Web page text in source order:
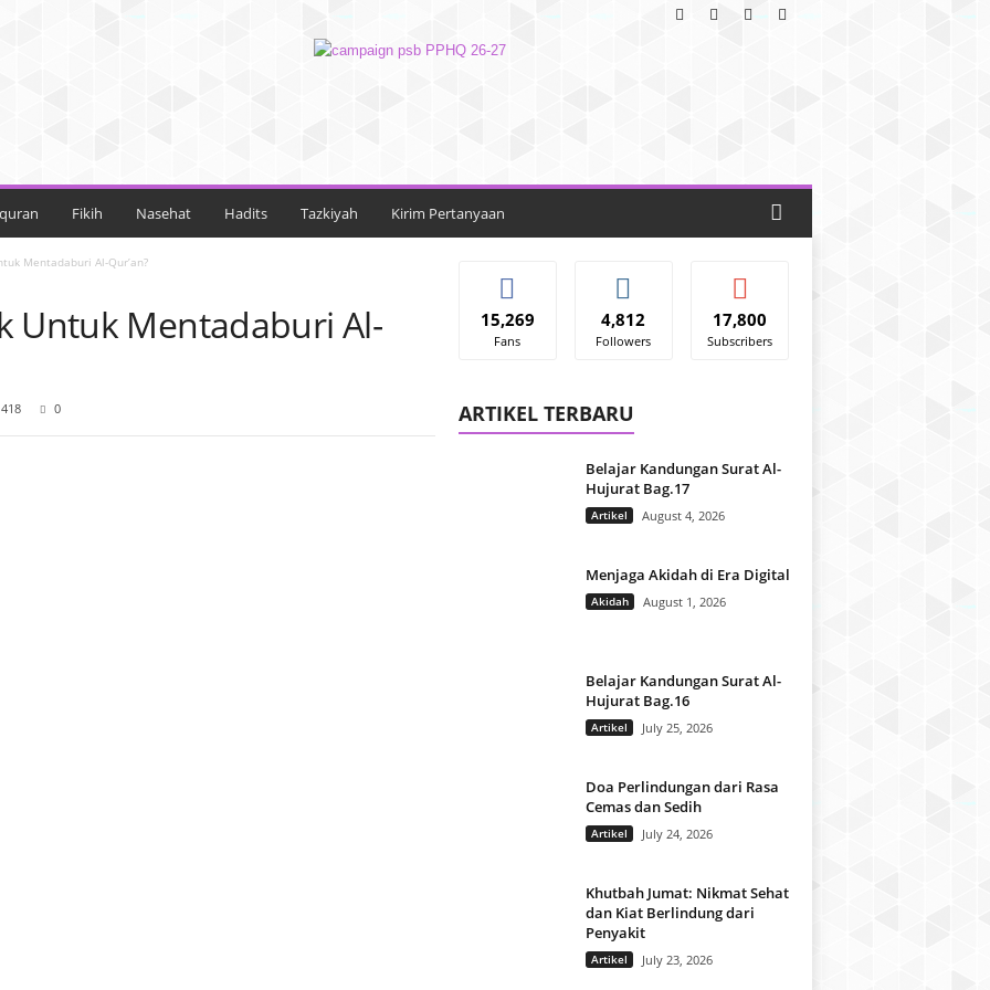
Fikih Nasehat Hadits Tazkiyah Kirim Pertanyaan
Mentadaburi Al-Qur’an?
Untuk Mentadaburi Al-
0
15,269
Fans
4,812
Followers
17,800
Subscribers
ARTIKEL TERBARU
Belajar Kandungan Surat Al-
Hujurat Bag.17
Artikel August 4, 2026
Menjaga Akidah di Era Digital
Akidah August 1, 2026
Belajar Kandungan Surat Al-
Hujurat Bag.16
Artikel July 25, 2026
Doa Perlindungan dari Rasa
Cemas dan Sedih
Artikel July 24, 2026
Khutbah Jumat: Nikmat Sehat
dan Kiat Berlindung dari
Penyakit
Artikel July 23, 2026